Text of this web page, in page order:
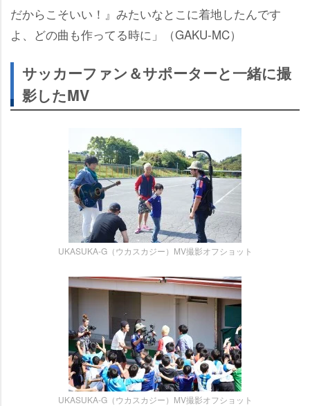
だからこそいい！』みたいなとこに着地したんです
よ、どの曲も作ってる時に」（GAKU-MC）
サッカーファン＆サポーターと一緒に撮
影したMV
UKASUKA-G（ウカスカジー）MV撮影オフショット
UKASUKA-G（ウカスカジー）MV撮影オフショット